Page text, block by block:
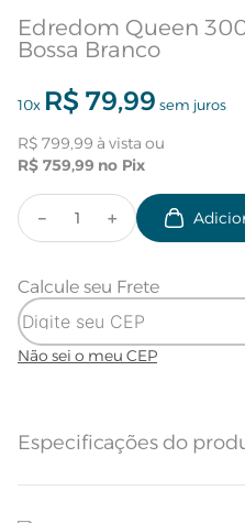
Edredom Queen
Bossa Branco
10x R$ 79,99 sem juros
R$ 799,99
R$ 759,99
＋
－
Calcule seu Frete
Não sei o meu CEP
Especificações do